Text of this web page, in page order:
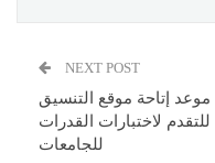
NEXT POST
موعد إتاحة موقع التنسيق
للتقدم لاختبارات القدرات
للجامعات